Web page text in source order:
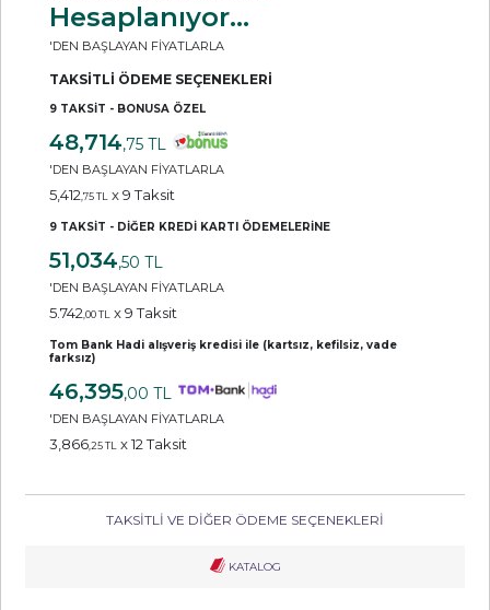
Hesaplanıyor...
'DEN BAŞLAYAN FİYATLARLA
TAKSİTLİ ÖDEME SEÇENEKLERİ
9 TAKSİT - BONUSA ÖZEL
48,714,75 TL
'DEN BAŞLAYAN FİYATLARLA
5,412,75 TL x 9 Taksit
9 TAKSİT - DİĞER KREDİ KARTI ÖDEMELERİNE
51,034,50 TL
'DEN BAŞLAYAN FİYATLARLA
5.742,00 TL x 9 Taksit
Tom Bank Hadi alışveriş kredisi ile (kartsız, kefilsiz, vade
farksız)
46,395,00 TL
'DEN BAŞLAYAN FİYATLARLA
3,866,25 TL x 12 Taksit
TAKSİTLİ VE DİĞER ÖDEME SEÇENEKLERİ
KATALOG